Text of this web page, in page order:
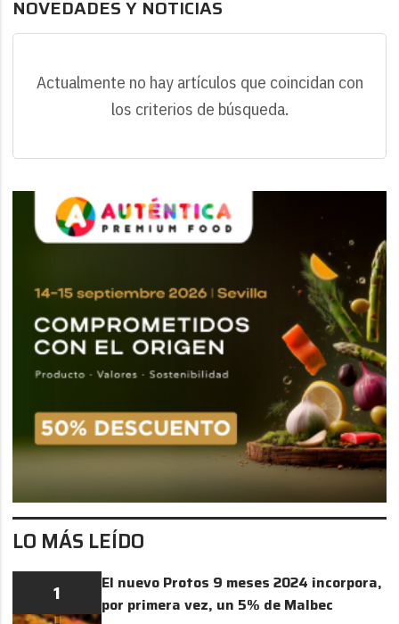
NOVEDADES Y NOTICIAS
Actualmente no hay artículos que coincidan con
los criterios de búsqueda.
LO MÁS LEÍDO
1
El nuevo Protos 9 meses 2024 incorpora,
por primera vez, un 5% de Malbec